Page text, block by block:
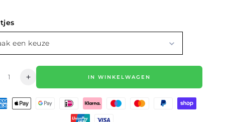
een keuze
Aantal
verhogen
voor
NECKLACE
IN WINKELWAGEN